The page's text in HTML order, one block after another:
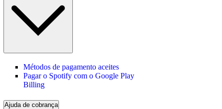
Métodos de pagamento aceites
Pagar o Spotify com o Google Play
Billing
Ajuda de cobrança